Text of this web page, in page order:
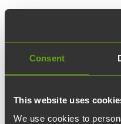
Consent
This website uses
We use cookies to
Enemmän
tyhjien